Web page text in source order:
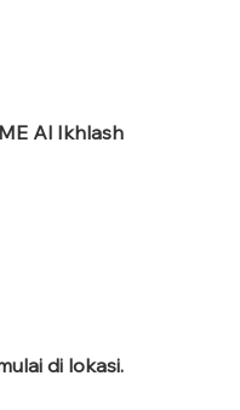
Al Ikhlash
di lokasi.